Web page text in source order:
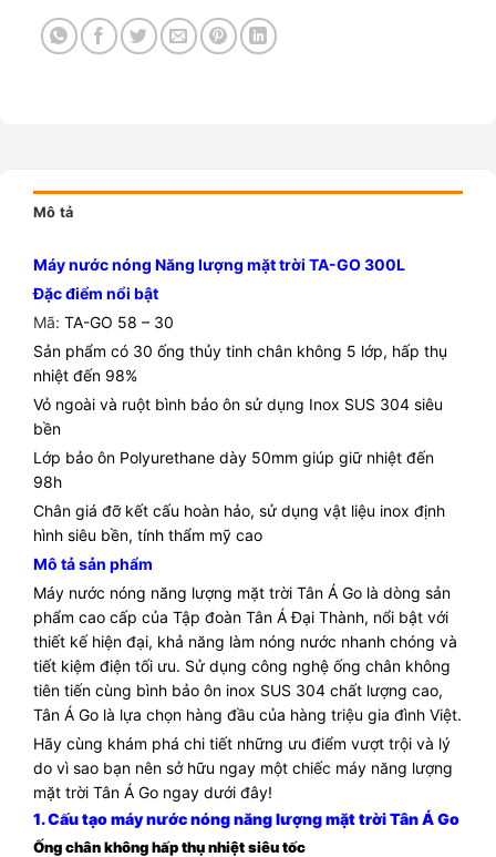
Mô tả
Máy nước nóng Năng lượng mặt trời TA-GO 300L
Đặc điểm nổi bật
Mã: TA-GO 58 – 30
Sản phẩm có 30 ống thủy tinh chân không 5 lớp, hấp thụ
nhiệt đến 98%
Vỏ ngoài và ruột bình bảo ôn sử dụng Inox SUS 304 siêu
bền
Lớp bảo ôn Polyurethane dày 50mm giúp giữ nhiệt đến
98h
Chân giá đỡ kết cấu hoàn hảo, sử dụng vật liệu inox định
hình siêu bền, tính thẩm mỹ cao
Mô tả sản phẩm
Máy nước nóng năng lượng mặt trời Tân Á Go là dòng sản
phẩm cao cấp của Tập đoàn Tân Á Đại Thành, nổi bật với
thiết kế hiện đại, khả năng làm nóng nước nhanh chóng và
tiết kiệm điện tối ưu. Sử dụng công nghệ ống chân không
tiên tiến cùng bình bảo ôn inox SUS 304 chất lượng cao,
Tân Á Go là lựa chọn hàng đầu của hàng triệu gia đình Việt.
Hãy cùng khám phá chi tiết những ưu điểm vượt trội và lý
do vì sao bạn nên sở hữu ngay một chiếc máy năng lượng
mặt trời Tân Á Go ngay dưới đây!
1. Cấu tạo máy nước nóng năng lượng mặt trời Tân Á Go
Ống chân không hấp thụ nhiệt siêu tốc